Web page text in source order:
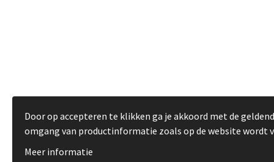
Door op accepteren te klikken ga je akkoord met de
omgang van productinformatie zoals op de website wordt
Meer informatie